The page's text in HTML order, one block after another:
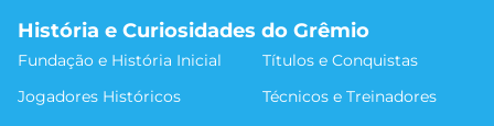
História e Curiosidades do Grêmio
Fundação e História Inicial
Títulos e Conquistas
Jogadores Históricos
Técnicos e Treinadores